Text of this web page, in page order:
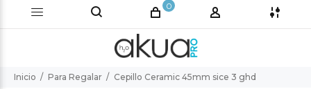
0
Inicio Para Regalar Cepillo Ceramic 45mm sice 3 ghd